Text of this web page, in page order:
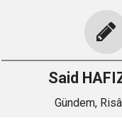
Said
Gündem,